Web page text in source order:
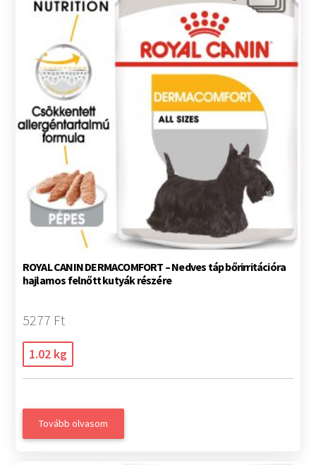
ROYAL CANIN DERMACOMFORT – Nedves táp bőrirritációra
hajlamos felnőtt kutyák részére
5277 Ft
1.02 kg
Tovább olvasom